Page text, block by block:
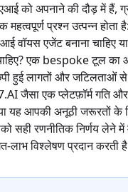
को अपनाने की दौड़ में हैं,
प्रश्न उत्पन्न होता
वॉयस एजेंट बनाना चाहिए
एक bespoke टूल
हुई लागतों और जटिलताओं
जैसा एक प्लेटफ़ॉर्म गति
यह आपकी अनूठी जरूरतों के
सही रणनीतिक निर्णय लेने
लाभ विश्लेषण प्रदान करती